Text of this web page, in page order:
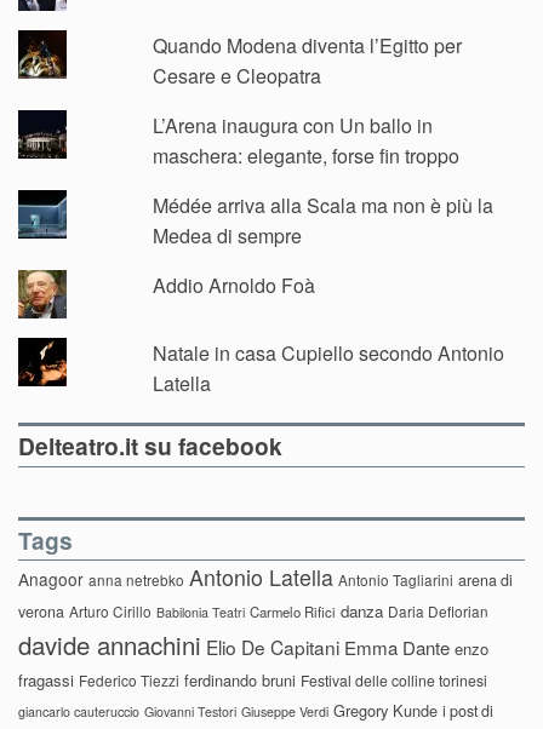
Quando Modena diventa l’Egitto per
Cesare e Cleopatra
L’Arena inaugura con Un ballo in
maschera: elegante, forse fin troppo
Médée arriva alla Scala ma non è più la
Medea di sempre
Addio Arnoldo Foà
Natale in casa Cupiello secondo Antonio
Latella
Delteatro.it su facebook
Tags
Anagoor anna netrebko Antonio Latella Antonio Tagliarini arena di
verona Arturo Cirillo Babilonia Teatri Carmelo Rifici danza Daria Deflorian
davide annachini Elio De Capitani Emma Dante enzo
fragassi Federico Tiezzi ferdinando bruni Festival delle colline torinesi
giancarlo cauteruccio Giovanni Testori Giuseppe Verdi Gregory Kunde i post di